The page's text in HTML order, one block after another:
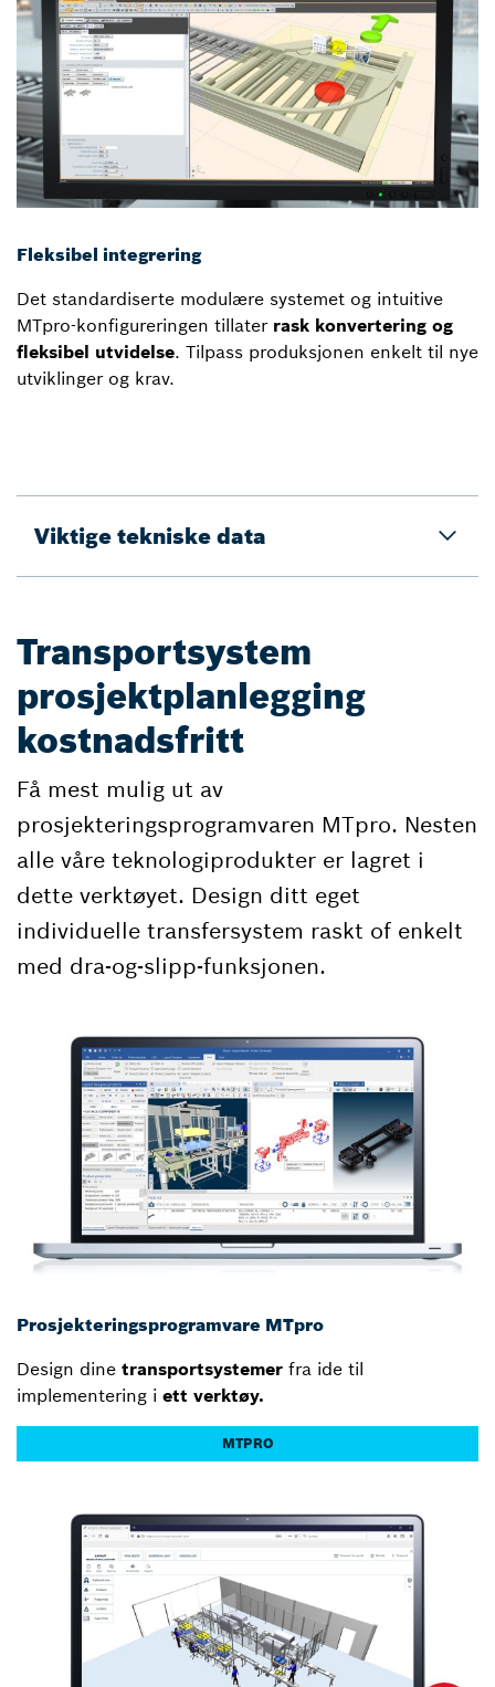
Fleksibel integrering
Det standardiserte modulære systemet og intuitive
MTpro-konfigureringen tillater rask konvertering og
fleksibel utvidelse. Tilpass produksjonen enkelt til nye
utviklinger og krav.
Viktige tekniske data
Transportsystem
prosjektplanlegging
kostnadsfritt
Få mest mulig ut av
prosjekteringsprogramvaren MTpro. Nesten
alle våre teknologiprodukter er lagret i
dette verktøyet. Design ditt eget
individuelle transfersystem raskt of enkelt
med dra-og-slipp-funksjonen.
Prosjekteringsprogramvare MTpro
Design dine transportsystemer fra ide til
implementering i ett verktøy.
MTPRO